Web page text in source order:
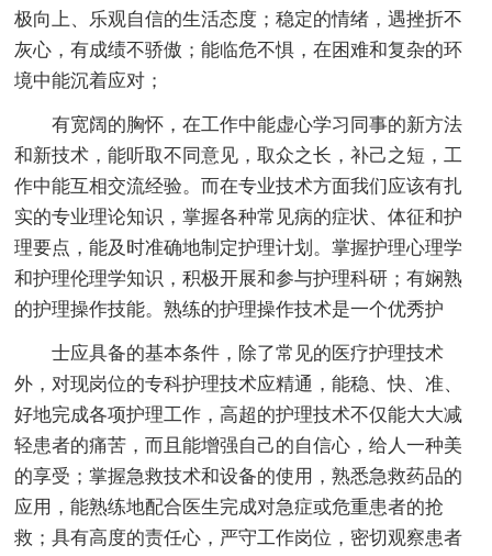
极向上、乐观自信的生活态度；稳定的情绪，遇挫折不
灰心，有成绩不骄傲；能临危不惧，在困难和复杂的环
境中能沉着应对；
有宽阔的胸怀，在工作中能虚心学习同事的新方法
和新技术，能听取不同意见，取众之长，补己之短，工
作中能互相交流经验。而在专业技术方面我们应该有扎
实的专业理论知识，掌握各种常见病的症状、体征和护
理要点，能及时准确地制定护理计划。掌握护理心理学
和护理伦理学知识，积极开展和参与护理科研；有娴熟
的护理操作技能。熟练的护理操作技术是一个优秀护
士应具备的基本条件，除了常见的医疗护理技术
外，对现岗位的专科护理技术应精通，能稳、快、准、
好地完成各项护理工作，高超的护理技术不仅能大大减
轻患者的痛苦，而且能增强自己的自信心，给人一种美
的享受；掌握急救技术和设备的使用，熟悉急救药品的
应用，能熟练地配合医生完成对急症或危重患者的抢
救；具有高度的责任心，严守工作岗位，密切观察患者